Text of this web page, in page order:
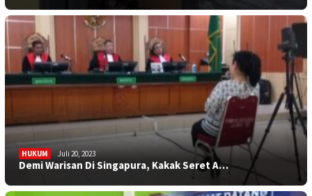
HUKUM Juli 20, 2023
Demi Warisan Di Singapura, Kakak Seret A…